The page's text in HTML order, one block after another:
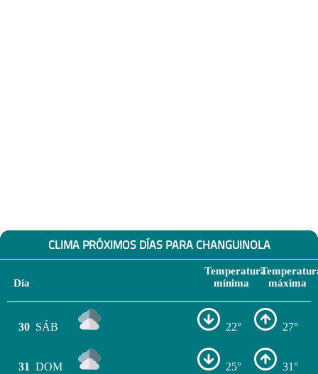
CLIMA PRÓXIMOS DÍAS PARA CHANGUINOLA
Día
Temperatura
mínima
máxima
30 SÁB 22° 27°
31 DOM 25° 31°